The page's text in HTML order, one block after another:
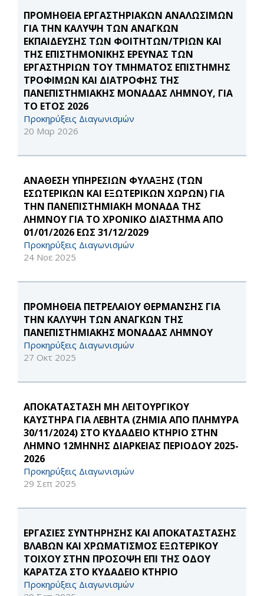
ΠΡΟΜΗΘΕΙΑ ΕΡΓΑΣΤΗΡΙΑΚΩΝ ΑΝΑΛΩΣΙΜΩΝ
ΓΙΑ ΤΗΝ ΚΑΛΥΨΗ ΤΩΝ ΑΝΑΓΚΩΝ
ΕΚΠΑΙΔΕΥΣΗΣ ΤΩΝ ΦΟΙΤΗΤΩΝ/ΤΡΙΩΝ ΚΑΙ
ΤΗΣ ΕΠΙΣΤΗΜΟΝΙΚΗΣ ΕΡΕΥΝΑΣ ΤΩΝ
ΕΡΓΑΣΤΗΡΙΩΝ ΤΟΥ ΤΜΗΜΑΤΟΣ ΕΠΙΣΤΗΜΗΣ
ΤΡΟΦΙΜΩΝ ΚΑΙ ΔΙΑΤΡΟΦΗΣ ΤΗΣ
ΠΑΝΕΠΙΣΤΗΜΙΑΚΗΣ ΜΟΝΑΔΑΣ ΛΗΜΝΟΥ, ΓΙΑ
ΤΟ ΕΤΟΣ 2026
Προκηρύξεις Διαγωνισμών
20 Μαρ 2026
ΑΝΑΘΕΣΗ ΥΠΗΡΕΣΙΩΝ ΦΥΛΑΞΗΣ (ΤΩΝ
ΕΣΩΤΕΡΙΚΩΝ ΚΑΙ ΕΞΩΤΕΡΙΚΩΝ ΧΩΡΩΝ) ΓΙΑ
ΤΗΝ ΠΑΝΕΠΙΣΤΗΜΙΑΚΗ ΜΟΝΑΔΑ ΤΗΣ
ΛΗΜΝΟΥ ΓΙΑ ΤΟ ΧΡΟΝΙΚΟ ΔΙΑΣΤΗΜΑ ΑΠΟ
01/01/2026 ΕΩΣ 31/12/2029
Προκηρύξεις Διαγωνισμών
24 Νοε 2025
ΠΡΟΜΗΘΕΙΑ ΠΕΤΡΕΛΑΙΟΥ ΘΕΡΜΑΝΣΗΣ ΓΙΑ
ΤΗΝ ΚΑΛΥΨΗ ΤΩΝ ΑΝΑΓΚΩΝ ΤΗΣ
ΠΑΝΕΠΙΣΤΗΜΙΑΚΗΣ ΜΟΝΑΔΑΣ ΛΗΜΝΟΥ
Προκηρύξεις Διαγωνισμών
27 Οκτ 2025
ΑΠΟΚΑΤΑΣΤΑΣΗ ΜΗ ΛΕΙΤΟΥΡΓΙΚΟΥ
ΚΑΥΣΤΗΡΑ ΓΙΑ ΛΕΒΗΤΑ (ΖΗΜΙΑ ΑΠΟ ΠΛΗΜΥΡΑ
30/11/2024) ΣΤΟ ΚΥΔΑΔΕΙΟ ΚΤΗΡΙΟ ΣΤΗΝ
ΛΗΜΝΟ 12ΜΗΝΗΣ ΔΙΑΡΚΕΙΑΣ ΠΕΡΙΟΔΟΥ 2025-
2026
Προκηρύξεις Διαγωνισμών
29 Σεπ 2025
ΕΡΓΑΣΙΕΣ ΣΥΝΤΗΡΗΣΗΣ ΚΑΙ ΑΠΟΚΑΤΑΣΤΑΣΗΣ
ΒΛΑΒΩΝ ΚΑΙ ΧΡΩΜΑΤΙΣΜΟΣ ΕΞΩΤΕΡΙΚΟΥ
ΤΟΙΧΟΥ ΣΤΗΝ ΠΡΟΣΟΨΗ ΕΠΙ ΤΗΣ ΟΔΟΥ
ΚΑΡΑΤΖΑ ΣΤΟ ΚΥΔΑΔΕΙΟ ΚΤΗΡΙΟ
Προκηρύξεις Διαγωνισμών